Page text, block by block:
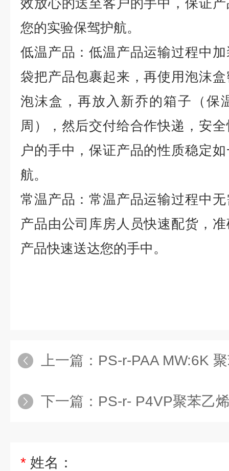
效放心的送至客户的手中，保证
您的实验保驾护航。
低温产品：低温产品运输过程中
袋把产品包裹起来，再使用泡沫
泡沫盒，再放入新乔的箱子（保
周），然后交付给合作快递，安
户的手中，保证产品的性质稳定
航。
常温产品：常温产品运输过程中
产品由公司库房人员快速配货，
产品快速送达您的手中。
上一篇： PS-r-PAA MW:6K 聚苯
下一篇： PS-r- P4VP聚苯乙烯-r-
* 姓名：